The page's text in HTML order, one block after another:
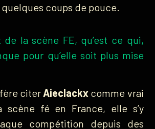
coups de pouce.
de la scène FE, qu’est ce qui,
pour qu’elle soit plus mise
citer Aieclackx comme vrai
scène fé en France, elle s’y
compétition depuis des